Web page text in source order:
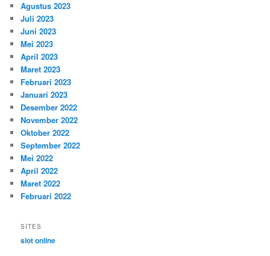
Agustus 2023
Juli 2023
Juni 2023
Mei 2023
April 2023
Maret 2023
Februari 2023
Januari 2023
Desember 2022
November 2022
Oktober 2022
September 2022
Mei 2022
April 2022
Maret 2022
Februari 2022
SITES
slot online